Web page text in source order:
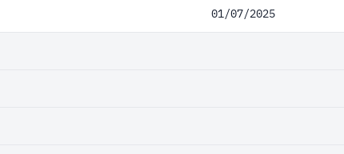
01/07/2025